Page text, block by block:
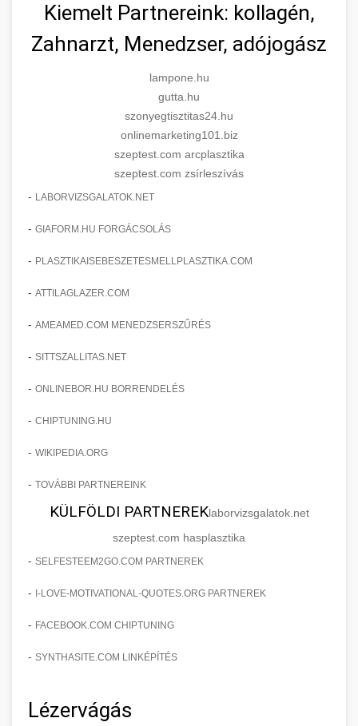
Kiemelt Partnereink: kollagén,
Zahnarzt, Menedzser, adójogász
lampone.hu
gutta.hu
szonyegtisztitas24.hu
onlinemarketing101.biz
szeptest.com arcplasztika
szeptest.com zsírleszívás
- LABORVIZSGALATOK.NET
- GIAFORM.HU FORGÁCSOLÁS
- PLASZTIKAISEBESZETESMELLPLASZTIKA.COM
- ATTILAGLAZER.COM
- AMEAMED.COM MENEDZSERSZŰRÉS
- SITTSZALLITAS.NET
- ONLINEBOR.HU BORRENDELÉS
- CHIPTUNING.HU
- WIKIPEDIA.ORG
- TOVÁBBI PARTNEREINK
KÜLFÖLDI PARTNEREKlaborvizsgalatok.net
szeptest.com hasplasztika
- SELFESTEEM2GO.COM PARTNEREK
- I-LOVE-MOTIVATIONAL-QUOTES.ORG PARTNEREK
- FACEBOOK.COM CHIPTUNING
- SYNTHASITE.COM LINKÉPÍTÉS
Lézervágás